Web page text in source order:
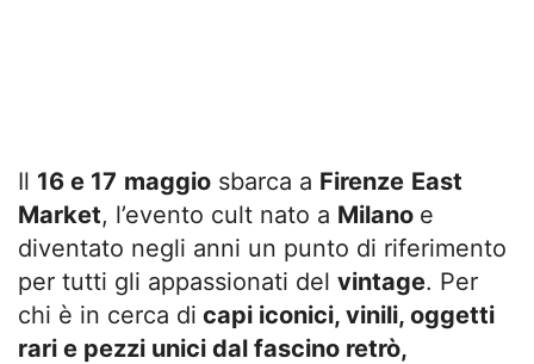
Il 16 e 17 maggio sbarca a Firenze East
Market, l’evento cult nato a Milano e
diventato negli anni un punto di riferimento
per tutti gli appassionati del vintage. Per
chi è in cerca di capi iconici, vinili, oggetti
rari e pezzi unici dal fascino retrò,